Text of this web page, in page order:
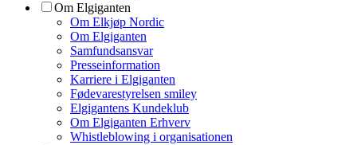
Om Elgiganten
Om Elkjøp Nordic
Om Elgiganten
Samfundsansvar
Presseinformation
Karriere i Elgiganten
Fødevarestyrelsen smiley
Elgigantens Kundeklub
Om Elgiganten Erhverv
Whistleblowing i organisationen